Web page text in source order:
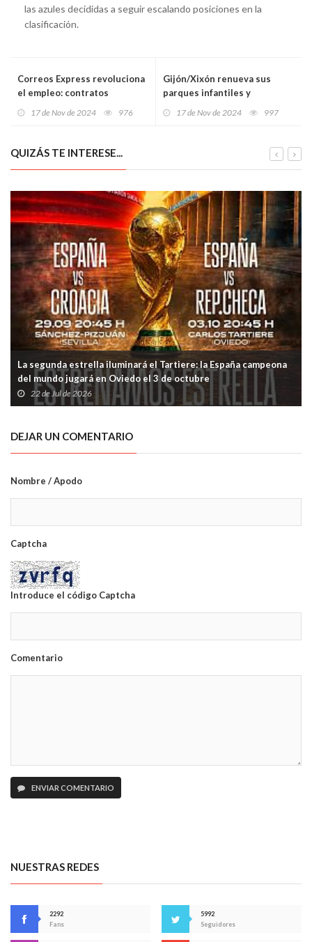
las azules decididas a seguir escalando posiciones en la
clasificación.
Correos Express revoluciona
el empleo: contratos
17 de Nov de 2024 976
Gijón/Xixón renueva sus
parques infantiles y
17 de Nov de 2024 997
QUIZÁS TE INTERESE...
La segunda estrella iluminará el Tartiere: la España campeona
del mundo jugará en Oviedo el 3 de octubre
22 de Jul de 2026
DEJAR UN COMENTARIO
Nombre / Apodo
Captcha
Introduce el código Captcha
Comentario
ENVIAR COMENTARIO
NUESTRAS REDES
2292
Fans
5992
Seguidores